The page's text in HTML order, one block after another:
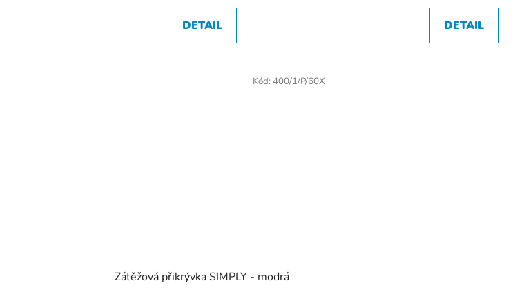
DETAIL DETAIL
Zátěžová přikrývka SIMPLY - modrá
Kód:400/1/P/60X